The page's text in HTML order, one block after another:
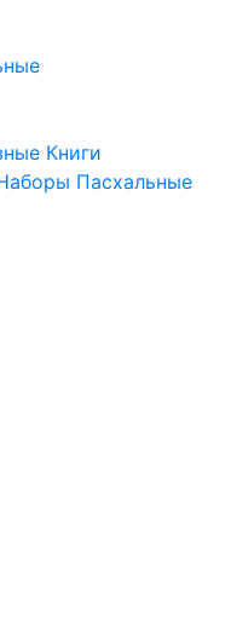
Книги
Пасхальные